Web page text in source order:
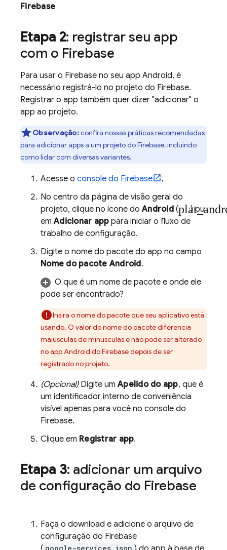
Firebase
Etapa 2: registrar seu app
com o Firebase
Para usar o Firebase no seu app Android, é
necessário registrá-lo no projeto do Firebase.
Registrar o app também quer dizer "adicionar" o
app ao projeto.
Observação:confira nossaspráticas recomendadas
para adicionar apps a um projeto do Firebase, incluindo
como lidar com diversas variantes.
Acesse o console do Firebase
,
No centro da página de visão geral do
projeto, clique no ícone doAndroid(
) ou
emAdicionar app para iniciar o fluxo de
trabalho de configuração.
Digite o nome do pacote do app no campo
Nome do pacote Android.
O que é um nome de pacote e onde ele
pode ser encontrado?
Insira o nome do pacote que seu aplicativo está
usando. O valor do nome do pacote diferencia
maiúsculas de minúsculas e não pode ser alterado
no app Android do Firebase depois de ser
registrado no projeto.
(Opcional)Digite umApelido do app, que é
um identificador interno de conveniência
visível apenas para você no console do
Firebase.
Clique em Registrar app.
Etapa 3: adicionar um arquivo
de configuração do Firebase
Faça o download e adicione o arquivo de
configuração do Firebase